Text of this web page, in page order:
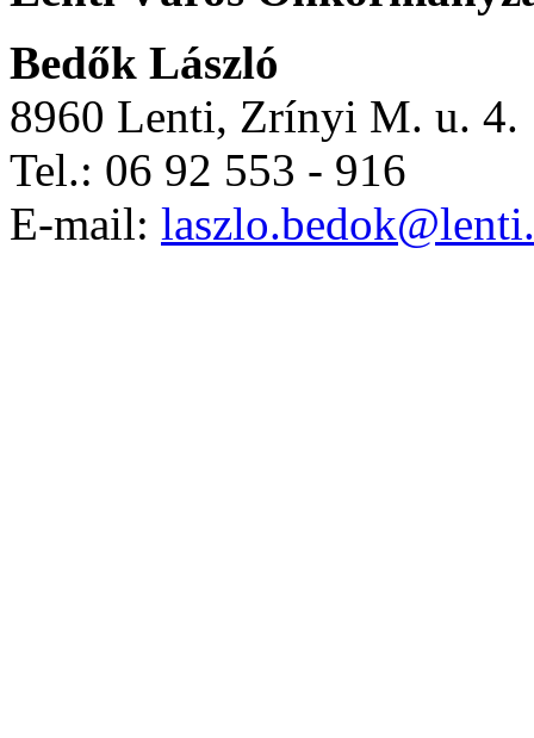
Bedők László
8960 Lenti, Zrínyi M. u. 4.
Tel.: 06 92 553 - 916
E-mail: